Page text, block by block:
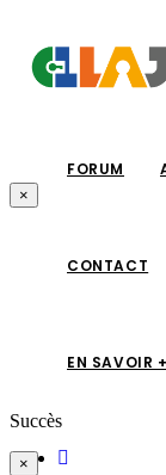
FORUM
CONTACT
EN SAVOIR +
×
Succès
×